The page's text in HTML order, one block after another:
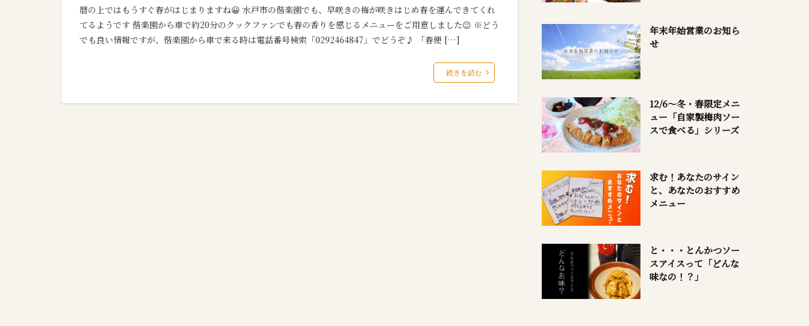
暦の上ではもうすぐ春がはじまりますね😀 水戸市の偕楽園でも、早咲きの梅が咲きはじめ春を運んできてくれ
てるようです 偕楽園から車で約20分のクックファンでも春の香りを感じるメニューをご用意しました😉 ※どう
でも良い情報ですが、偕楽園から車で来る時は電話番号検索「0292464847」でどうぞ♪ 「春便 […]
続きを読む
年末年始営業のお知ら
せ
12/6～冬・春限定メニ
ュー「自家製梅肉ソー
スで食べる」シリーズ
求む！あなたのサイン
と、あなたのおすすめ
メニュー
と・・・とんかつソー
スアイスって「どんな
味なの！？」